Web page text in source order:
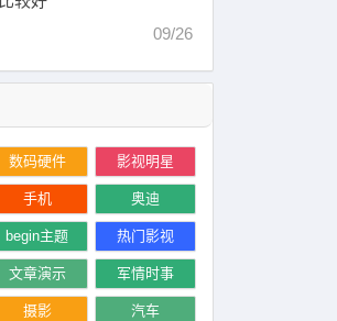
09/26
数码硬件 影视明星
手机 奥迪
begin主题 热门影视
文章演示 军情时事
摄影 汽车